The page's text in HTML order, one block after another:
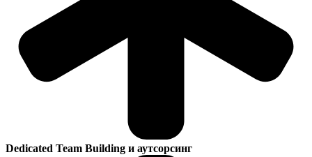
Dedicated Team Building и аутсорсинг